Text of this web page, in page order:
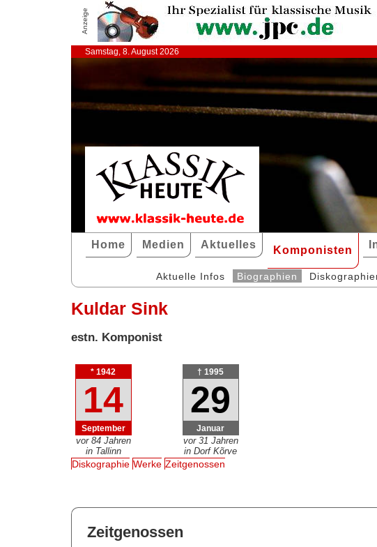
Anzeige
Samstag, 8. August 2026
Home Medien Aktuelles Komponisten
Aktuelle Infos Biographien
Kuldar Sink
estn. Komponist
* 1942
14
September
vor 84 Jahren
in Tallinn
† 1995
29
Januar
vor 31 Jahren
in Dorf Kõrve
Diskographie Werke Zeitgenossen
Zeitgenossen